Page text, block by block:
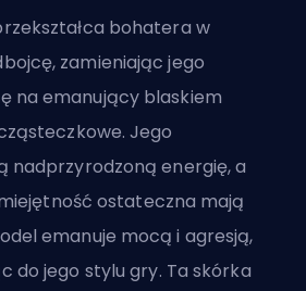
bohatera w
zamieniając jego
na emanujący blaskiem
Jego
nadprzyrodzoną energię, a
ostateczna mają
emanuje mocą i agresją,
do jego stylu gry. Ta skórka